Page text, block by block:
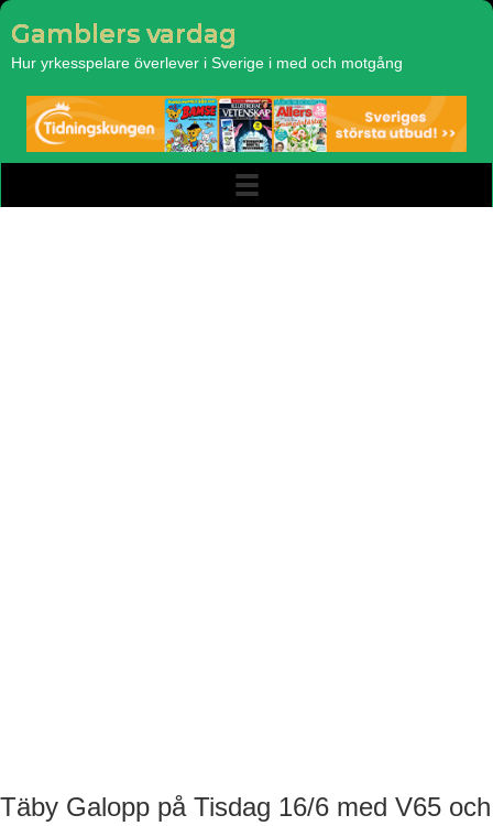
Gamblers vardag
Hur yrkesspelare överlever i Sverige i med och motgång
Täby Galopp på Tisdag 16/6 med V65 och